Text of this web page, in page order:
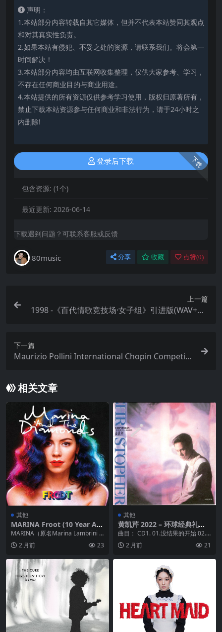
声明：
1.本站部分内容转载自其它媒体，但并不代表本站赞同其观点
和对其真实性负责。
2.如果本站有侵犯、不妥之处的资源，请联系我们。将会第一
时间解决！
3.本站部分内容均由互联网收集整理，仅供大家参考、学习，
不存在任何商业目的与商业用途。
4.本站提供的所有资源仅供参考学习使用，版权归原著所有，
禁止下载本站资源参与任何商业和非法行为，请于24小时之
内删除!
下载
登录后下载
包含资源: (1个)
最近更新: 2026-06-14
下载遇到问题？可联系客服或反馈
80music 分享 收藏 点赞(0)
上一篇
1998 -《百代情歌竞技场·女子组》引进版(WAV+CU
下一篇
Maurizio Pollini International Chopin Competiti
pin Competition, Warsaw, 1960) FLAC 192kHz 24
bit qobuz
相关文章
其他
MARINA Froot (10 Year An
niversary Edition) (2025) FL
AC qobuz
MARINA（原名Marina Lambrini D
iamandis），1985...
2 月前 23
其他
黄凯芹 2022 – 环球经典礼赞Ⅱ
CD1 没结果的一些感情 [环球]
[WAV+CUE]
曲目： CD1. 01.没结果的开始 02.
没结果的一些感情 (香港电台广播
剧'...2 月前 21